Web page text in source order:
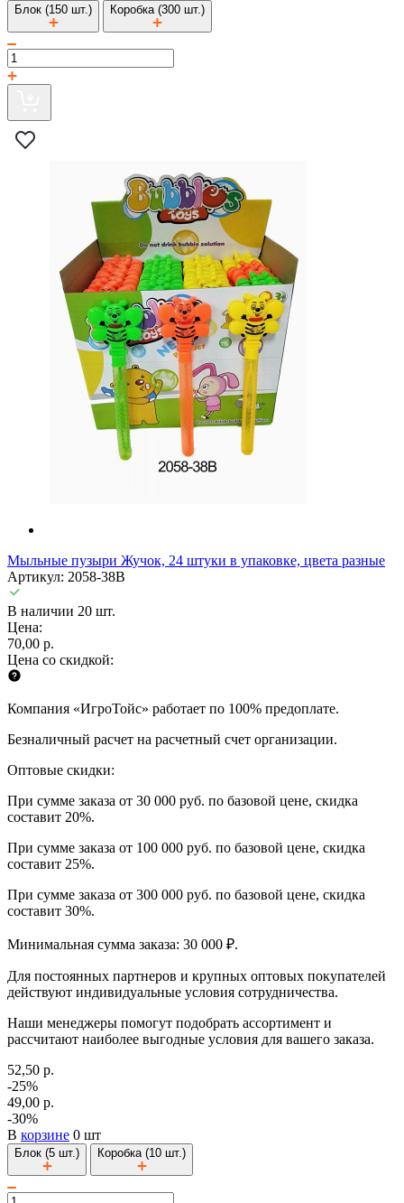
Блок (150 шт.) Коробка (300 шт.)
Мыльные пузыри Жучок, 24 штуки в упаковке, цвета разные
Артикул: 2058-38B
В наличии 20 шт.
Цена:
70,00 р.
Цена со скидкой:
Компания «ИгроТойс» работает по 100% предоплате.
Безналичный расчет на расчетный счет организации.
Оптовые скидки:
При сумме заказа от 30 000 руб. по базовой цене, скидка
составит 20%.
При сумме заказа от 100 000 руб. по базовой цене, скидка
составит 25%.
При сумме заказа от 300 000 руб. по базовой цене, скидка
составит 30%.
Минимальная сумма заказа: 30 000 ₽.
Для постоянных партнеров и крупных оптовых покупателей
действуют индивидуальные условия сотрудничества.
Наши менеджеры помогут подобрать ассортимент и
рассчитают наиболее выгодные условия для вашего заказа.
52,50 р.
-25%
49,00 р.
-30%
В корзине 0 шт
Блок (5 шт.) Коробка (10 шт.)